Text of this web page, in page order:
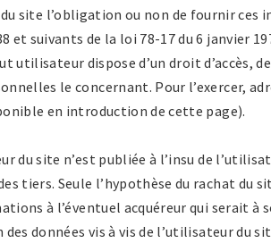
site l’obligation ou non de fournir ces
suivants de la loi 78-17 du 6 janvier
utilisateur dispose d’un droit d’accès,
le concernant. Pour l’exercer,
en introduction de cette page).
du site n’est publiée à l’insu de
tiers. Seule l’hypothèse du rachat du
à l’éventuel acquéreur qui serait à
données vis à vis de l’utilisateur du